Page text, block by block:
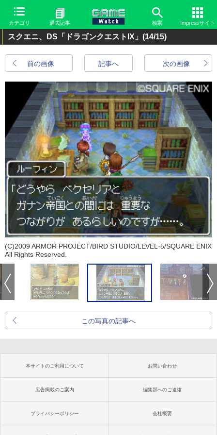
カテゴリ 過去記事 検索 Impressサイト
スクエニ、DS「ドラゴンクエストIX」 (14/15)
前の画像 次の画像
記事へ
(C)2009 ARMOR PROJECT/BIRD STUDIO/LEVEL-5/SQUARE ENIX
All Rights Reserved.
この写真の記事へ
本サイトのご利用について お問い合わせ
広告掲載のご案内 編集部へのご連絡
プライバシーポリシー 会社概要